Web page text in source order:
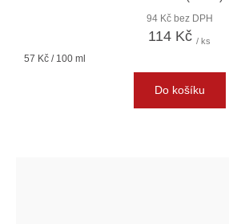
94 Kč bez DPH
114 Kč / ks
Měrná
57 Kč / 100 ml
Do košíku